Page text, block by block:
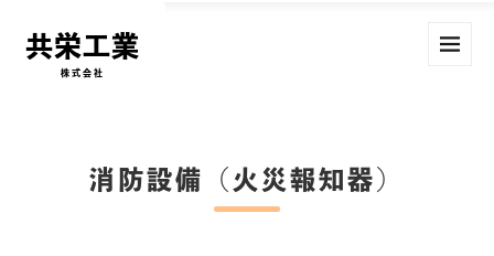
共栄工業
株式会社
消防設備（火災報知器）